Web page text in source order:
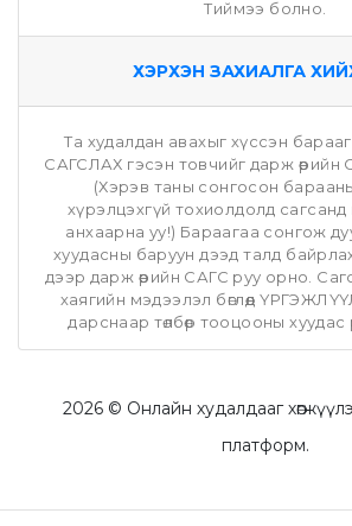
Тиймээ болно.
ХЭРХЭН ЗАХИАЛГА
Та худалдан авахыг хүссэн
САГСЛАХ гэсэн товчийг дарж
(Хэрэв таны сонгосон
хүрэлцэхгүй тохиолдолд сагсанд
анхаарна уу!) Бараагаа сонгож
хуудасны баруун дээд талд
дээр дарж өөрийн САГС руу орно.
хаягийн мэдээлэл бөглөөд
дарснаар төлбөр тооцооны
2026 © Онлайн худалдааг
платформ.